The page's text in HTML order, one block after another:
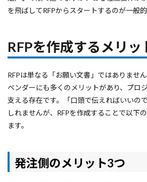
を飛ばしてRFPからスタートするのが一般的
RFPを作成するメリッ
RFPは単なる「お願い文書」ではありませ
ベンダーにも多くのメリットがあり、プロ
支える存在です。「口頭で伝えればいいの
しれませんが、RFPを作成することで以下
ます。
発注側のメリット3つ